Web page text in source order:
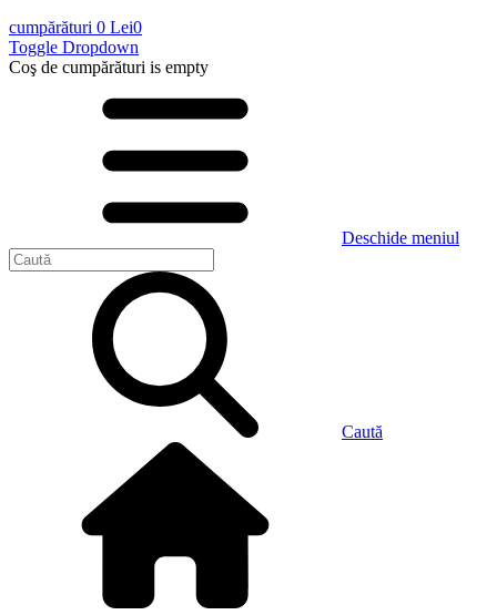
cumpărături 0 Lei0
Toggle Dropdown
Coş de cumpărături is empty
Deschide meniul
Caută